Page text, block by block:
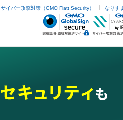
サイバー攻撃対策（GMO Flatt Security） なりす